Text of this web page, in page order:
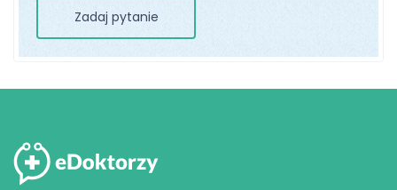
Zadaj pytanie